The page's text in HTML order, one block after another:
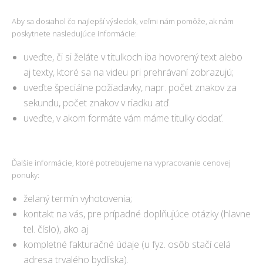
Aby sa dosiahol čo najlepší výsledok, veľmi nám pomôže, ak nám
poskytnete nasledujúce informácie:
uveďte, či si želáte v titulkoch iba hovorený text alebo
aj texty, ktoré sa na videu pri prehrávaní zobrazujú;
uveďte špeciálne požiadavky, napr. počet znakov za
sekundu, počet znakov v riadku atď.
uveďte, v akom formáte vám máme titulky dodať.
Ďalšie informácie, ktoré potrebujeme na vypracovanie cenovej
ponuky:
želaný termín vyhotovenia;
kontakt na vás, pre prípadné doplňujúce otázky (hlavne
tel. číslo), ako aj
kompletné fakturačné údaje (u fyz. osôb stačí celá
adresa trvalého bydliska).